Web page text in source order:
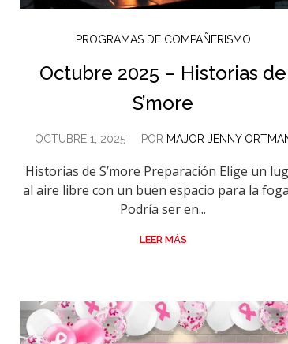
PROGRAMAS DE COMPAÑERISMO
Octubre 2025 – Historias de
S’more
OCTUBRE 1, 2025 POR MAJOR JENNY
Historias de S’more Preparación Elige un
al aire libre con un buen espacio para la
Podría ser en...